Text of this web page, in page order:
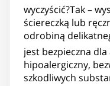
wyczyścić?Tak –
ściereczką lub
odrobiną
jest bezpieczna
hipoalergiczny,
szkodliwych